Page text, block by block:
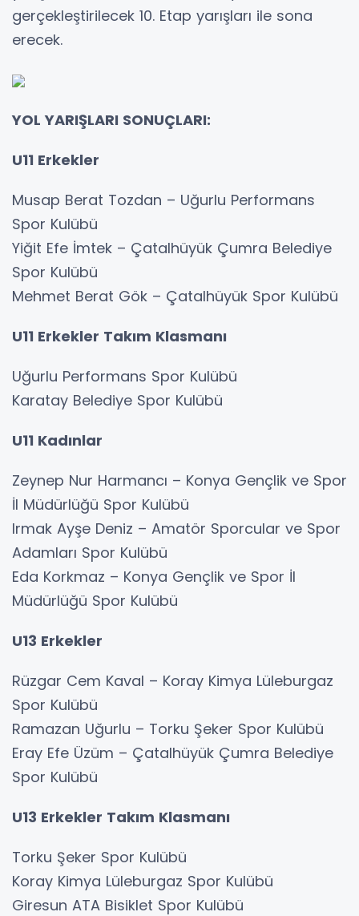
gerçekleştirilecek 10. Etap yarışları ile sona
erecek.
YOL YARIŞLARI SONUÇLARI:
U11 Erkekler
Musap Berat Tozdan – Uğurlu Performans
Spor Kulübü
Yiğit Efe İmtek – Çatalhüyük Çumra Belediye
Spor Kulübü
Mehmet Berat Gök – Çatalhüyük Spor Kulübü
U11 Erkekler Takım Klasmanı
Uğurlu Performans Spor Kulübü
Karatay Belediye Spor Kulübü
U11 Kadınlar
Zeynep Nur Harmancı – Konya Gençlik ve Spor
İl Müdürlüğü Spor Kulübü
Irmak Ayşe Deniz – Amatör Sporcular ve Spor
Adamları Spor Kulübü
Eda Korkmaz – Konya Gençlik ve Spor İl
Müdürlüğü Spor Kulübü
U13 Erkekler
Rüzgar Cem Kaval – Koray Kimya Lüleburgaz
Spor Kulübü
Ramazan Uğurlu – Torku Şeker Spor Kulübü
Eray Efe Üzüm – Çatalhüyük Çumra Belediye
Spor Kulübü
U13 Erkekler Takım Klasmanı
Torku Şeker Spor Kulübü
Koray Kimya Lüleburgaz Spor Kulübü
Giresun ATA Bisiklet Spor Kulübü